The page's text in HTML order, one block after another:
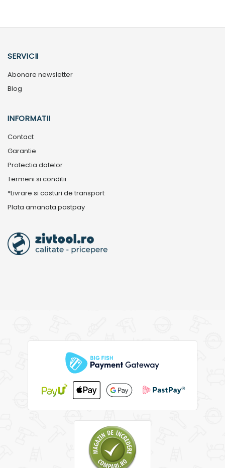
SERVICII
Abonare newsletter
Blog
INFORMATII
Contact
Garantie
Protectia datelor
Termeni si conditii
*Livrare si costuri de transport
Plata amanata pastpay